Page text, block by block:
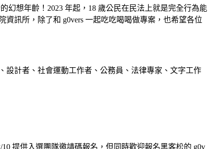
幻想年齡！2023 年起，18 歲公民在民法上就是完全行為能
訊所，除了和 g0vers 一起吃吃喝喝做專案，也希望各位
設計者、社會運動工作者、公務員、法律專家、文字工作
提供入選團隊邀請碼報名，但同時歡迎報名黑客松的 g0v